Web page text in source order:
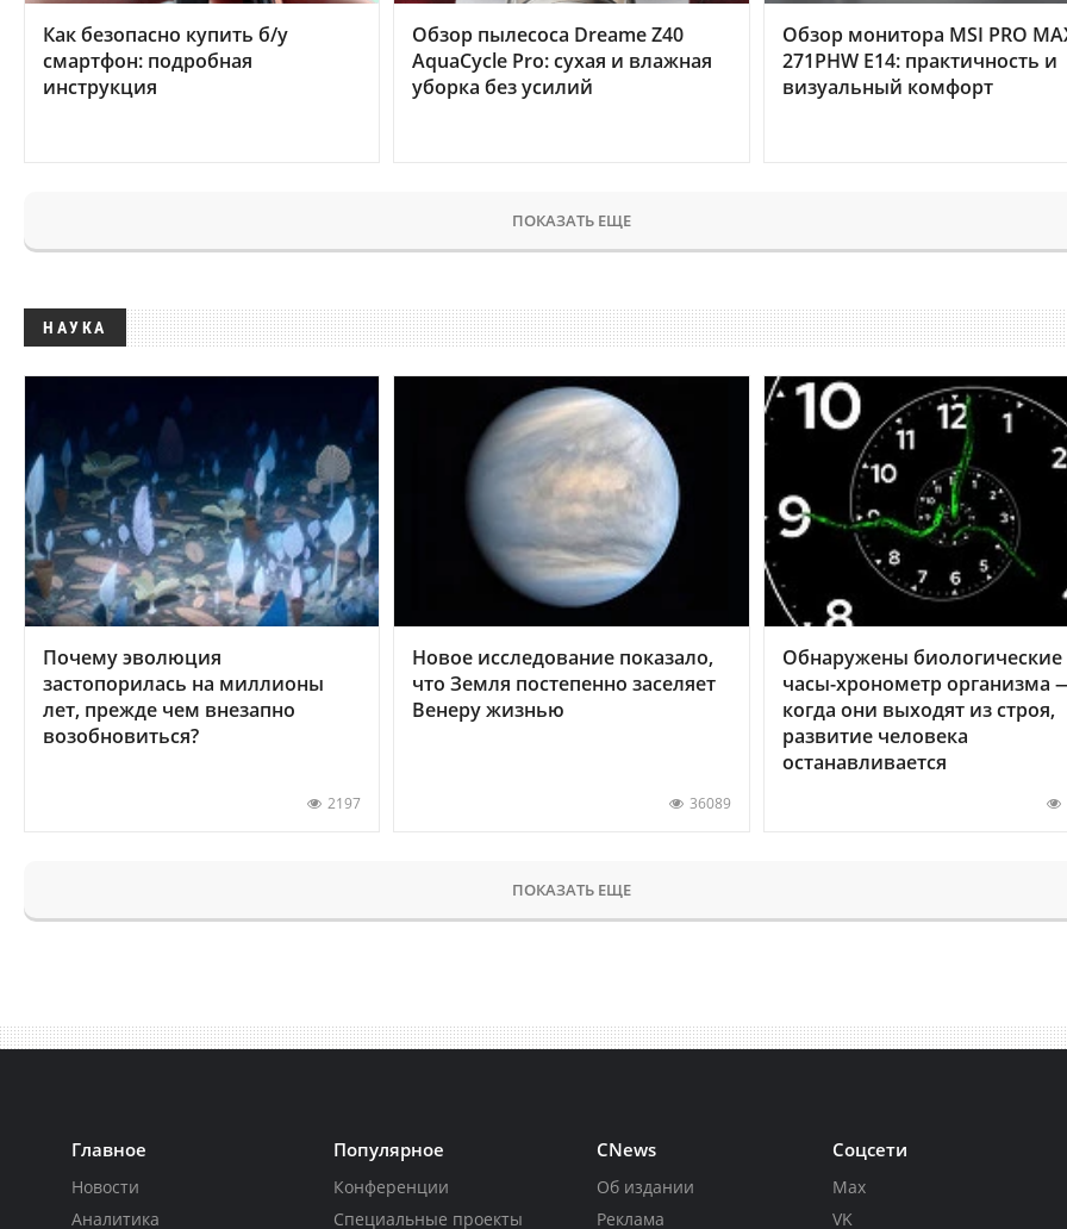
Как безопасно купить б/у
смартфон: подробная
инструкция
Обзор пылесоса Dreame Z40
AquaCycle Pro: сухая и влажная
уборка без усилий
Обзор монитора MSI PRO
271PHW E14: практичность и
визуальный комфорт
ПОКАЗАТЬ ЕЩЕ
НАУКА
Почему эволюция
застопорилась на миллионы
лет, прежде чем внезапно
возобновиться?
2197
Новое исследование показало,
что Земля постепенно заселяет
Венеру жизнью
36089
Обнаружены биологические
часы-хронометр организма
когда они выходят из строя,
развитие человека
останавливается
ПОКАЗАТЬ ЕЩЕ
Главное
Новости
Аналитика
Популярное
Конференции
Специальные проекты
CNews
Об издании
Реклама
Соцсети
Max
VK